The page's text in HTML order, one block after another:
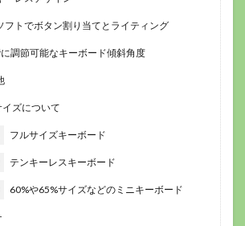
トでボタン割り当てとライティング
調節可能なキーボード傾斜角度
ズについて
フルサイズキーボード
テンキーレスキーボード
60%や65%サイズなどのミニキーボード